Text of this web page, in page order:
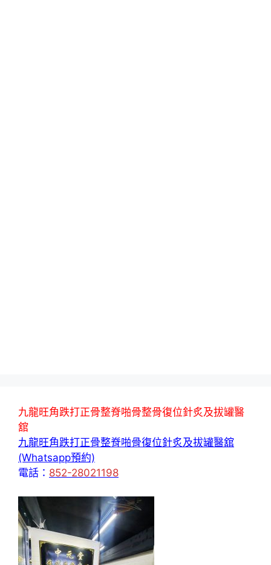
九龍旺角跌打正骨整脊啪骨整骨復位針炙及拔罐醫
舘
九龍旺角跌打正骨整脊啪骨復位針炙及拔罐醫舘
(Whatsapp預約)
電話： 852-28021198